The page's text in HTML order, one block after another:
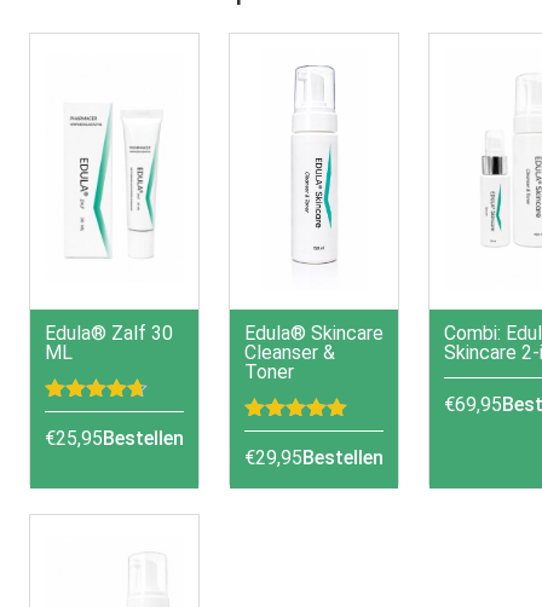
Edula® Zalf 30
ML
Gewaardeerd
4.61 uit 5
€25,95Bestellen
Edula® Skincare
Cleanser &
Toner
Gewaardeerd
5.00 uit 5
€29,95Bestellen
Combi:
Skincare
€69,95